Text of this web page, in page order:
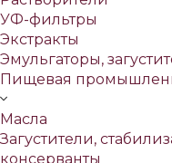
УФ-фильтры
Экстракты
Эмульгаторы,
Пищевая
Масла
Загустители,
консерванты